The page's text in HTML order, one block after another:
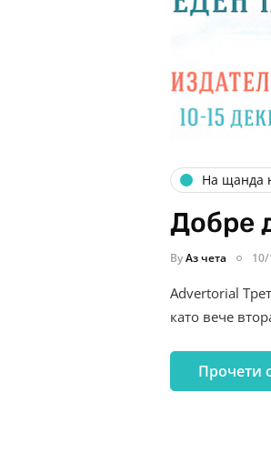
На щанда
Добре
ByАз чета
Advertorial
като вече
Прочети